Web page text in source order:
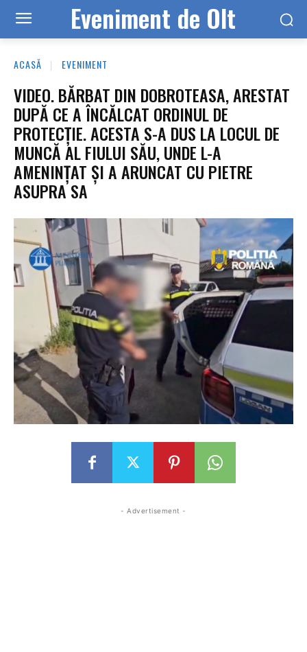
Eveniment de Olt
ACASĂ EVENIMENT
VIDEO. BĂRBAT DIN DOBROTEASA, ARESTAT
DUPĂ CE A ÎNCĂLCAT ORDINUL DE
PROTECȚIE. ACESTA S-A DUS LA LOCUL DE
MUNCĂ AL FIULUI SĂU, UNDE L-A
AMENINȚAT ȘI A ARUNCAT CU PIETRE
ASUPRA SA
- Advertisement -